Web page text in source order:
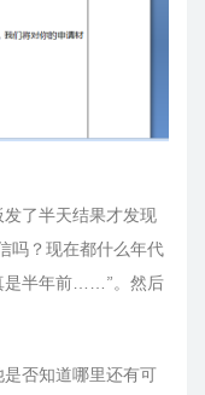
了半天结果才发现
吗？现在都什么年代
是半年前……”。然后
否知道哪里还有可